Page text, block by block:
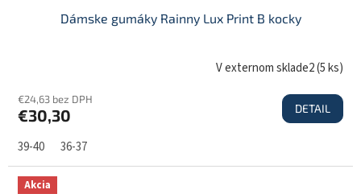
Dámske gumáky Rainny Lux Print B kocky
V externom sklade2(5 ks)
€24,63 bez DPH
€30,30 DETAIL
39-40 36-37
Akcia